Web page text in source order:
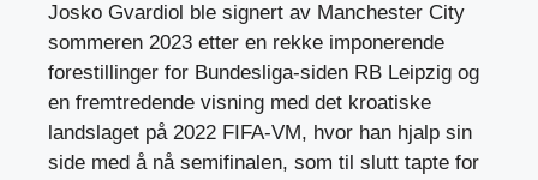
Josko Gvardiol ble signert av Manchester City
sommeren 2023 etter en rekke imponerende
forestillinger for Bundesliga-siden RB Leipzig og
en fremtredende visning med det kroatiske
landslaget på 2022 FIFA-VM, hvor han hjalp sin
side med å nå semifinalen, som til slutt tapte for